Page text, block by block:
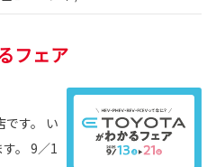
フェア
です。 い
。 9／1